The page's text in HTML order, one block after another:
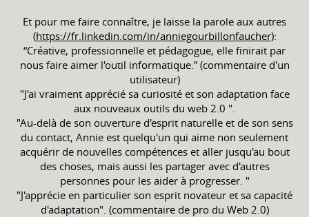
Et pour me faire connaître, je laisse la parole aux autres
(https://fr.linkedin.com/in/anniegourbillonfaucher):
“Créative, professionnelle et pédagogue, elle finirait par
nous faire aimer l'outil informatique.” (commentaire d'un
utilisateur)
"J'ai vraiment apprécié sa curiosité et son adaptation face
aux nouveaux outils du web 2.0 ".
"Au-delà de son ouverture d'esprit naturelle et de son sens
du contact, Annie est quelqu'un qui aime non seulement
acquérir de nouvelles compétences et aller jusqu'au bout
des choses, mais aussi les partager avec d'autres
personnes pour les aider à progresser. "
"J'apprécie en particulier son esprit novateur et sa capacité
d'adaptation". (commentaire de pro du Web 2.0)